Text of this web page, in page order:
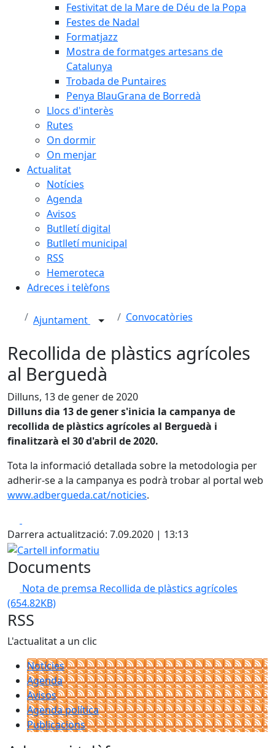
Festivitat de la Mare de Déu de la Popa
Festes de Nadal
Formatjazz
Mostra de formatges artesans de
Catalunya
Trobada de Puntaires
Penya BlauGrana de Borredà
Llocs d'interès
Rutes
On dormir
On menjar
Actualitat
Notícies
Agenda
Avisos
Butlletí digital
Butlletí municipal
RSS
Hemeroteca
Adreces i telèfons
Ajuntament Convocatòries
Recollida de plàstics agrícoles
al Berguedà
Dilluns, 13 de gener de 2020
Dilluns dia 13 de gener s'inicia la campanya de
recollida de plàstics agrícoles al Berguedà i
finalitzarà el 30 d'abril de 2020.
Tota la informació detallada sobre la metodologia per
adherir-se a la campanya es podrà trobar al portal web
www.adbergueda.cat/noticies.
Darrera actualització: 7.09.2020 | 13:13
Cartell informatiu
Documents
Nota de premsa Recollida de plàstics agrícoles
(654.82KB)
RSS
L'actualitat a un clic
Notícies
Agenda
Avisos
Agenda política
Publicacions